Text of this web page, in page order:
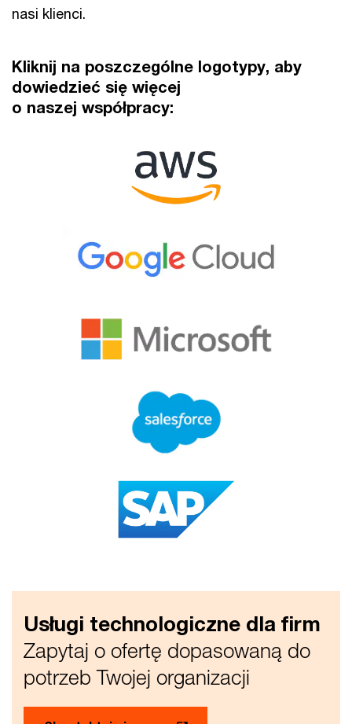
nasi klienci.
Kliknij na poszczególne logotypy, aby
dowiedzieć się więcej
o naszej współpracy:
Usługi technologiczne dla firm
Zapytaj o ofertę dopasowaną do
potrzeb Twojej organizacji